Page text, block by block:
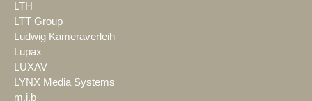
LTH
LTT Group
Ludwig Kameraverleih
Lupax
LUXAV
LYNX Media Systems
m.i.b